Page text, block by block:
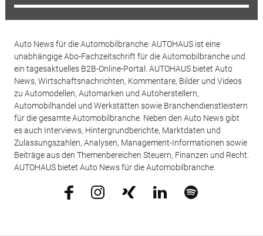
Auto News für die Automobilbranche: AUTOHAUS ist eine
unabhängige Abo-Fachzeitschrift für die Automobilbranche und
ein tagesaktuelles B2B-Online-Portal. AUTOHAUS bietet Auto
News, Wirtschaftsnachrichten, Kommentare, Bilder und Videos
zu Automodellen, Automarken und Autoherstellern,
Automobilhandel und Werkstätten sowie Branchendienstleistern
für die gesamte Automobilbranche. Neben den Auto News gibt
es auch Interviews, Hintergrundberichte, Marktdaten und
Zulassungszahlen, Analysen, Management-Informationen sowie
Beiträge aus den Themenbereichen Steuern, Finanzen und Recht.
AUTOHAUS bietet Auto News für die Automobilbranche.